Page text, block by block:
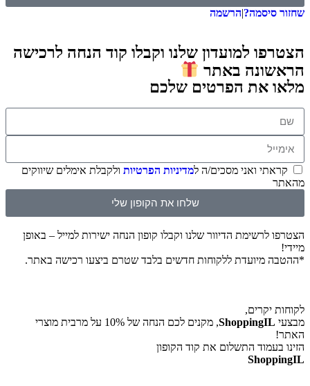
שחזור סיסמה?|הרשמה
הצטרפו למועדון שלנו וקבלו קוד הנחה לרכישה
הראשונה באתר
מלאו את הפרטים שלכם
קראתי ואני מסכים/ה למדיניות הפרטיות ולקבלת אימלים שיווקים
מהאתר
שלחו את הקופון שלי
הצטרפו לרשימת הדיוור שלנו וקבלו קופון הנחה ישירות למייל – באופן
מיידי!
*ההטבה מיועדת ללקוחות חדשים בלבד שטרם ביצעו רכישה באתר.
לקוחות יקרים,
מבצעי ShoppingIL
, מקנים לכם הנחה של 10% על מרבית מוצרי
האתר!
הזינו בעמוד התשלום את קוד הקופון
ShoppingIL